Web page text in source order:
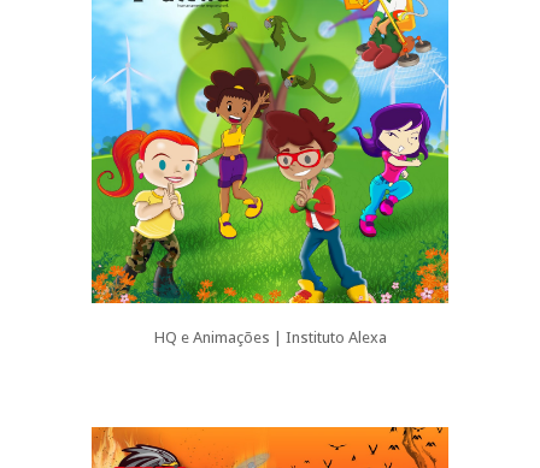
HQ e Animações | Instituto Alexa